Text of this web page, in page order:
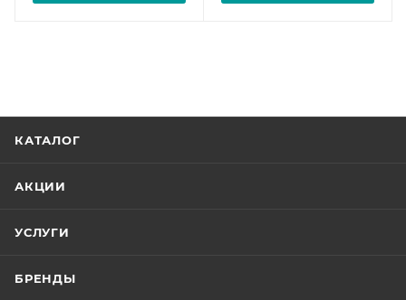
КАТАЛОГ
АКЦИИ
УСЛУГИ
БРЕНДЫ